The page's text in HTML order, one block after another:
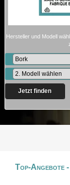
Hersteller und Modell
Jetzt finden
Top-Angebote